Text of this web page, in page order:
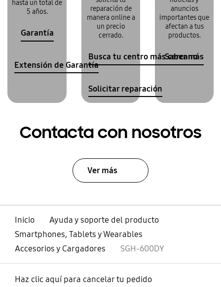
hasta un total de
5 años.
Garantía
Extensión de Garantía
reparación de
manera online a
un precio
cerrado.
Busca tu centro más cercano
Solicitar reparación
anuncios
importantes que
afectan a tus
productos.
Saber más
Contacta con nosotros
Ver más
Inicio
Ayuda y soporte del producto
Smartphones, Tablets y Wearables
Accesorios y Cargadores
SGH-600DY
Haz clic aquí para cancelar tu pedido